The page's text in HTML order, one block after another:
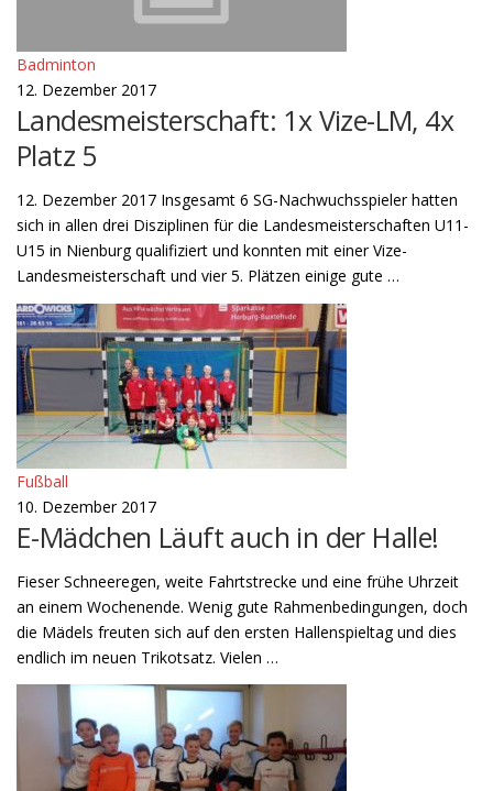
Badminton
12. Dezember 2017
Landesmeisterschaft: 1x Vize-LM, 4x
Platz 5
12. Dezember 2017 Insgesamt 6 SG-Nachwuchsspieler hatten
sich in allen drei Disziplinen für die Landesmeisterschaften U11-
U15 in Nienburg qualifiziert und konnten mit einer Vize-
Landesmeisterschaft und vier 5. Plätzen einige gute …
Fußball
10. Dezember 2017
E-Mädchen Läuft auch in der Halle!
Fieser Schneeregen, weite Fahrtstrecke und eine frühe Uhrzeit
an einem Wochenende. Wenig gute Rahmenbedingungen, doch
die Mädels freuten sich auf den ersten Hallenspieltag und dies
endlich im neuen Trikotsatz. Vielen …